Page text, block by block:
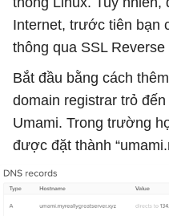
Internet, trước tiên bạn
thông qua SSL Reverse
Bắt đầu bằng cách
domain registrar trỏ
Umami. Trong trường
được đặt thành